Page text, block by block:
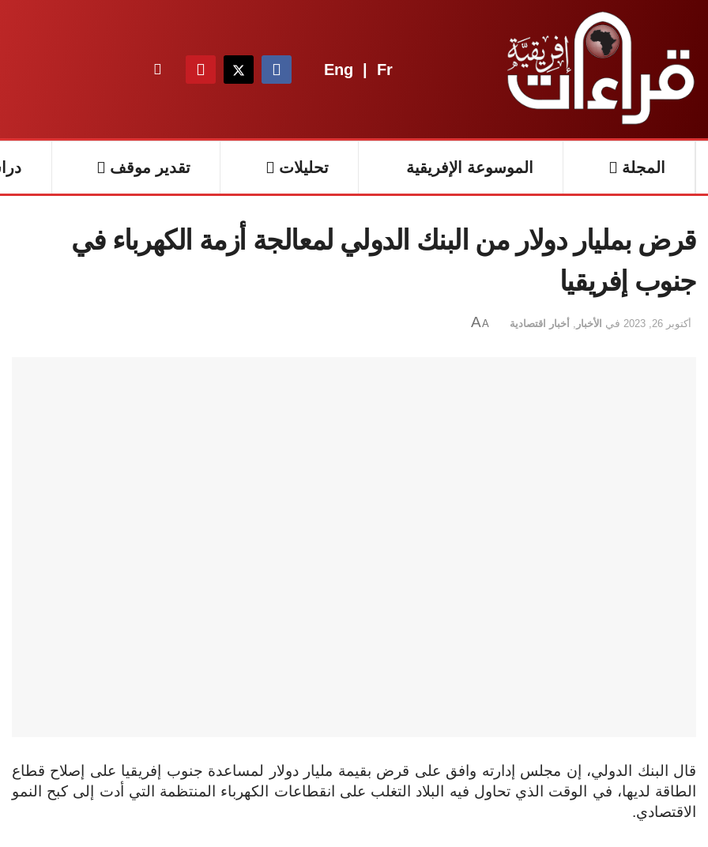
Eng | Fr
المجلة الموسوعة الإفريقية تحليلات تقدير موقف
قرض بمليار دولار من البنك الدولي لمعالجة أزمة الكهرباء في
جنوب إفريقيا
أكتوبر 26, 2023 في الأخبار أخبار اقتصادية A
A
قال البنك الدولي، إن مجلس إدارته وافق على قرض بقيمة مليار دولار لمساعدة جنوب إفريقيا على إصلاح قطاع
الطاقة لديها، في الوقت الذي تحاول فيه البلاد التغلب على انقطاعات الكهرباء المنتظمة التي أدت إلى كبح النمو
الاقتصادي.